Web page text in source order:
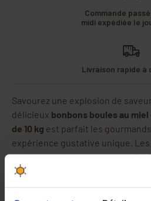
Commande
midi expédiée le
Livraison rapide à
Savourez une explosion de
délicieux bonbons boules au miel
de 10 kg est parfait les
expérience gustative unique.
habilement ladouceur naturelle
rafraîchissant de la verveine
,